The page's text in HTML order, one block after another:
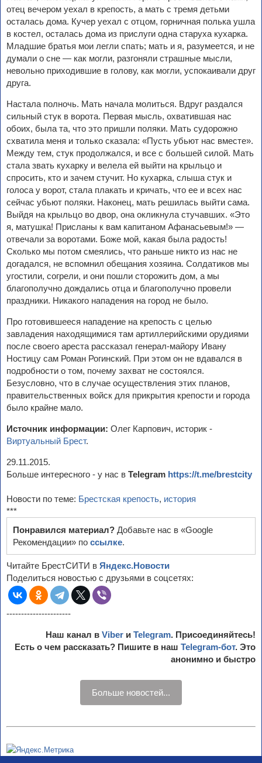
отец вечером уехал в крепость, а мать с тремя детьми
осталась дома. Кучер уехал с отцом, горничная полька ушла
в костел, осталась дома из прислуги одна старуха кухарка.
Младшие братья мои легли спать; мать и я, разумеется, и не
думали о сне — как могли, разгоняли страшные мысли,
невольно приходившие в голову, как могли, успокаивали друг
друга.
Настала полночь. Мать начала молиться. Вдруг раздался
сильный стук в ворота. Первая мысль, охватившая нас
обоих, была та, что это пришли поляки. Мать судорожно
схватила меня и только сказала: «Пусть убьют нас вместе».
Между тем, стук продолжался, и все с большей силой. Мать
стала звать кухарку и велела ей выйти на крыльцо и
спросить, кто и зачем стучит. Но кухарка, слыша стук и
голоса у ворот, стала плакать и кричать, что ее и всех нас
сейчас убьют поляки. Наконец, мать решилась выйти сама.
Выйдя на крыльцо во двор, она окликнула стучавших. «Это
я, матушка! Присланы к вам капитаном Афанасьевым!» —
отвечали за воротами. Боже мой, какая была радость!
Сколько мы потом смеялись, что раньше никто из нас не
догадался, не вспомнил обещания хозяина. Солдатиков мы
угостили, согрели, и они пошли сторожить дом, а мы
благополучно дождались отца и благополучно провели
праздники. Никакого нападения на город не было.
Про готовившееся нападение на крепость с целью
завладения находящимися там артиллерийскими орудиями
после своего ареста рассказал генерал-майору Ивану
Ностицу сам Роман Рогинский. При этом он не вдавался в
подробности о том, почему захват не состоялся.
Безусловно, что в случае осуществления этих планов,
правительственных войск для прикрытия крепости и города
было крайне мало.
Источник информации: Олег Карпович, историк -
Виртуальный Брест.
29.11.2015.
Больше интересного - у нас в Telegram https://t.me/brestcity
Новости по теме: Брестская крепость, история
***
Понравился материал? Добавьте нас в «Google
Рекомендации» по ссылке.
Читайте БрестСИТИ в Яндекс.Новости
Поделиться новостью с друзьями в соцсетях:
----------------------
Наш канал в Viber и Telegram. Присоединяйтесь!
Есть о чем рассказать? Пишите в наш Telegram-бот. Это
анонимно и быстро
Больше новостей...